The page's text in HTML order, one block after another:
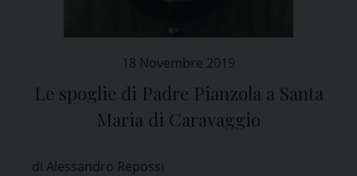
18 Novembre 2019
Le spoglie di Padre Pianzola a Santa
Maria di Caravaggio
di Alessandro Repossi